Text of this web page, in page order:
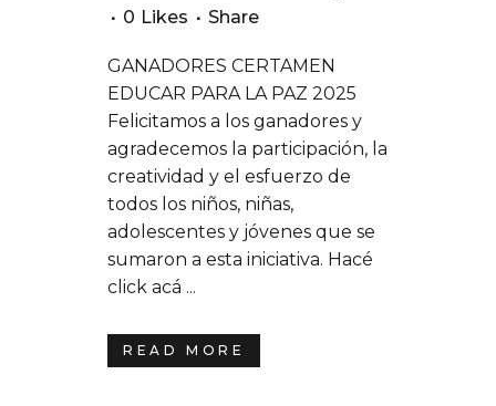
0 Likes Share
GANADORES CERTAMEN
EDUCAR PARA LA PAZ 2025
Felicitamos a los ganadores y
agradecemos la participación, la
creatividad y el esfuerzo de
todos los niños, niñas,
adolescentes y jóvenes que se
sumaron a esta iniciativa. Hacé
click acá ...
READ MORE